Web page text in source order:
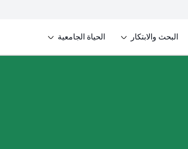
البحث والابتكار الحياة الجامعية